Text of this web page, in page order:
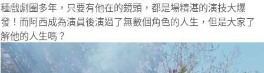
種戲劇圈多年，只要有他在的鏡頭，都是場精湛的演技大爆
發！而阿西成為演員後演過了無數個角色的人生，但是大家了
解他的人生嗎？